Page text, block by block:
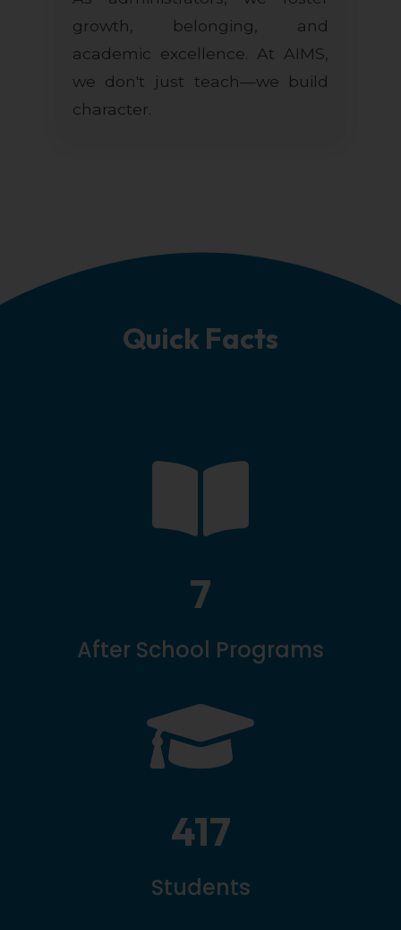
growth, belonging, and
academic excellence. At AIMS,
we don't just teach—we build
character.
Quick Facts

7
After School Programs

417
Students